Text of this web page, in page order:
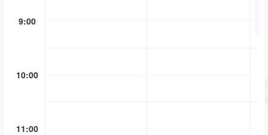
9:00
10:00
11:00